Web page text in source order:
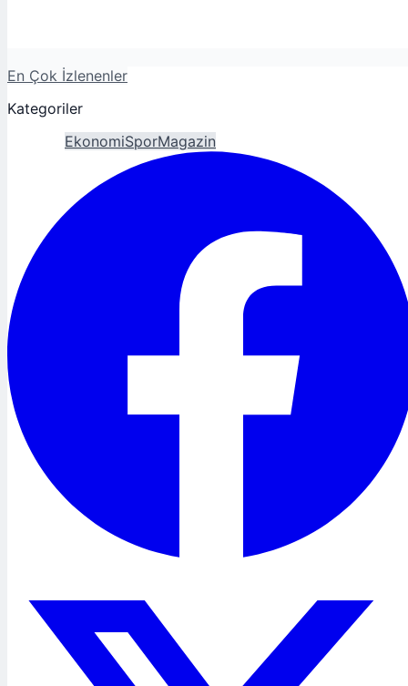
En Çok İzlenenler
Kategoriler
EkonomiSporMagazin